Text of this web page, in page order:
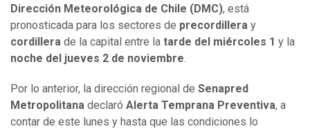
Dirección Meteorológica de Chile (DMC), está
pronosticada para los sectores de precordillera y
cordillera de la capital entre la tarde del miércoles 1 y la
noche del jueves 2 de noviembre.
Por lo anterior, la dirección regional de Senapred
Metropolitana declaró Alerta Temprana Preventiva, a
contar de este lunes y hasta que las condiciones lo